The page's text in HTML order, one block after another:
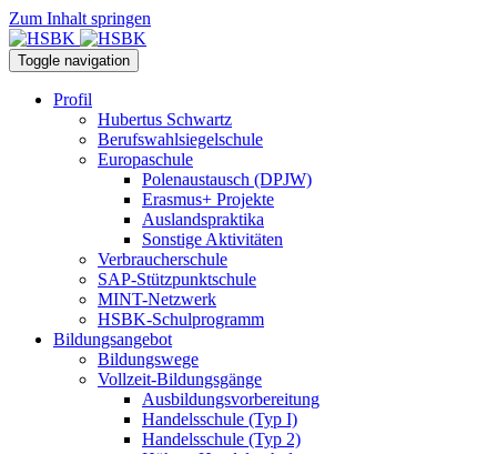
Zum Inhalt springen
Toggle navigation
Profil
Hubertus Schwartz
Berufswahlsiegelschule
Europaschule
Polenaustausch (DPJW)
Erasmus+ Projekte
Auslandspraktika
Sonstige Aktivitäten
Verbraucherschule
SAP-Stützpunktschule
MINT-Netzwerk
HSBK-Schulprogramm
Bildungsangebot
Bildungswege
Vollzeit-Bildungsgänge
Ausbildungsvorbereitung
Handelsschule (Typ I)
Handelsschule (Typ 2)